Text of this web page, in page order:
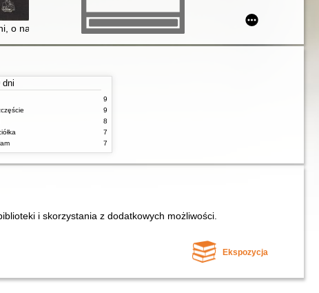
o stracie, tęsknocie i lękach. Pogodnie i optymistyczne
o nawracających zaburzeniach nastroju
dni
9
9
8
7
7
i skorzystania z dodatkowych możliwości.
Ekspozycja